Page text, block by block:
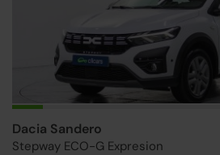
Dacia Sandero
Stepway ECO-G Expresion